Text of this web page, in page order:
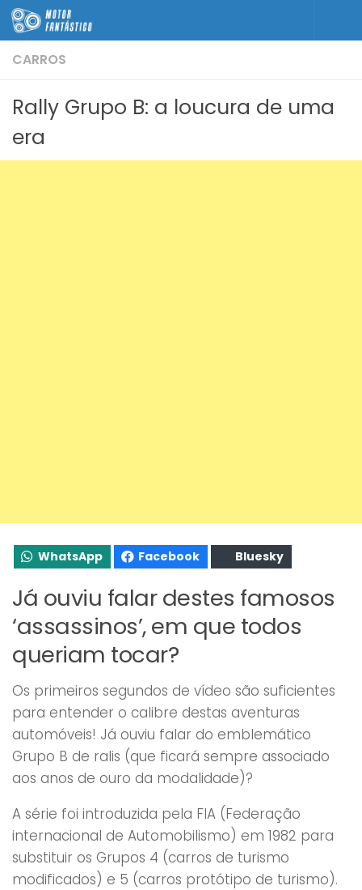
Skip to content
CARROS
Rally Grupo B: a loucura de uma
era
WhatsApp Facebook Bluesky
Já ouviu falar destes famosos
‘assassinos’, em que todos
queriam tocar?
Os primeiros segundos de vídeo são suficientes
para entender o calibre destas aventuras
automóveis! Já ouviu falar do emblemático
Grupo B de ralis (que ficará sempre associado
aos anos de ouro da modalidade)?
A série foi introduzida pela FIA (Federação
internacional de Automobilismo) em 1982 para
substituir os Grupos 4 (carros de turismo
modificados) e 5 (carros protótipo de turismo).